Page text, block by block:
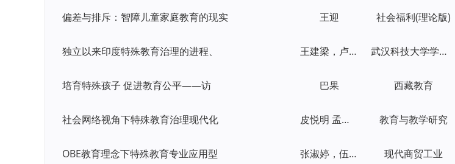
偏差与排斥：智障儿童家庭教育的现实 王迎 社会福利(理论版)
独立以来印度特殊教育治理的进程、 王建梁，卢宇峥 武汉科技大学学报(社会科学版)
培育特殊孩子 促进教育公平——访 巴果 西藏教育
社会网络视角下特殊教育治理现代化 皮悦明 孟亚茹 姚君颐 段必成 王庭照 教育与教学研究
OBE教育理念下特殊教育专业应用型 张淑婷，伍蛟蛟 现代商贸工业